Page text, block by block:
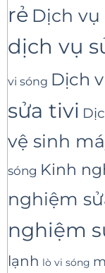
rẻ Dịch vụ
dịch vụ
vi sóng Dịch
sửa tivi
vệ sinh
sóng Kinh
nghiệm
nghiệm
lạnh lò vi sóng